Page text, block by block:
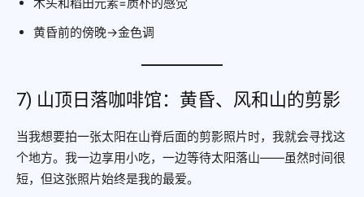
木头和稻田元素=质朴的感觉
黄昏前的傍晚→金色调
7) 山顶日落咖啡馆：黄昏、风和山的剪影
当我想要拍一张太阳在山脊后面的剪影照片时，我就会寻找这
个地方。我一边享用小吃，一边等待太阳落山——虽然时间很
短，但这张照片始终是我的最爱。